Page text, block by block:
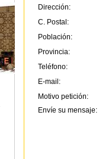
Dirección:
C. Postal:
Población:
Provincia:
Teléfono:
E-mail:
Motivo petición:
Envíe su mensaje: